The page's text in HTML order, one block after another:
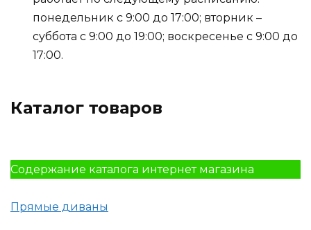
понедельник с 9:00 до 17:00; вторник –
суббота с 9:00 до 19:00; воскресенье с 9:00 до
17:00.
Каталог товаров
Содержание каталога интернет магазина
Прямые диваны